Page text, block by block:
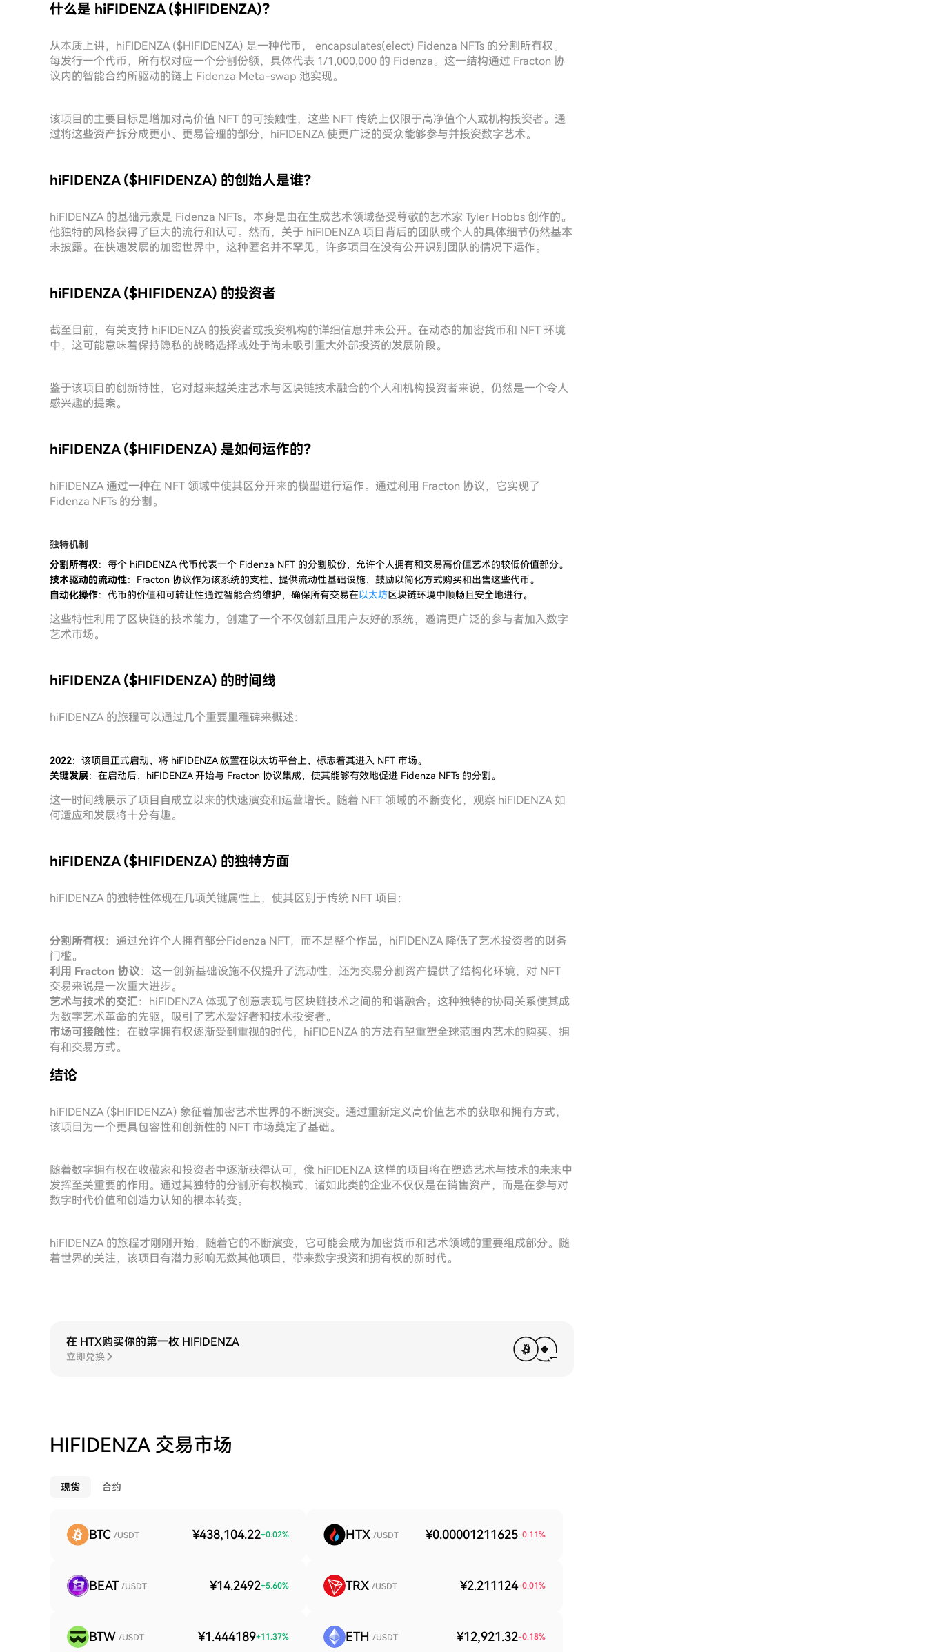
什么是 hiFIDENZA ($HIFIDENZA)？
从本质上讲，hiFIDENZA ($HIFIDENZA) 是一种代币， encapsulates(elect) Fidenza NFTs 的分割所有权。
每发行一个代币，所有权对应一个分割份额，具体代表 1/1,000,000 的 Fidenza。这一结构通过 Fracton 协
议内的智能合约所驱动的链上 Fidenza Meta-swap 池实现。
该项目的主要目标是增加对高价值 NFT 的可接触性，这些 NFT 传统上仅限于高净值个人或机构投资者。通
过将这些资产拆分成更小、更易管理的部分，hiFIDENZA 使更广泛的受众能够参与并投资数字艺术。
hiFIDENZA ($HIFIDENZA) 的创始人是谁？
hiFIDENZA 的基础元素是 Fidenza NFTs，本身是由在生成艺术领域备受尊敬的艺术家 Tyler Hobbs 创作的。
他独特的风格获得了巨大的流行和认可。然而，关于 hiFIDENZA 项目背后的团队或个人的具体细节仍然基本
未披露。在快速发展的加密世界中，这种匿名并不罕见，许多项目在没有公开识别团队的情况下运作。
hiFIDENZA ($HIFIDENZA) 的投资者
截至目前，有关支持 hiFIDENZA 的投资者或投资机构的详细信息并未公开。在动态的加密货币和 NFT 环境
中，这可能意味着保持隐私的战略选择或处于尚未吸引重大外部投资的发展阶段。
鉴于该项目的创新特性，它对越来越关注艺术与区块链技术融合的个人和机构投资者来说，仍然是一个令人
感兴趣的提案。
hiFIDENZA ($HIFIDENZA) 是如何运作的？
hiFIDENZA 通过一种在 NFT 领域中使其区分开来的模型进行运作。通过利用 Fracton 协议，它实现了
Fidenza NFTs 的分割。
独特机制
分割所有权：每个 hiFIDENZA 代币代表一个 Fidenza NFT 的分割股份，允许个人拥有和交易高价值艺术的较低价值部分。
技术驱动的流动性：Fracton 协议作为该系统的支柱，提供流动性基础设施，鼓励以简化方式购买和出售这些代币。
自动化操作：代币的价值和可转让性通过智能合约维护，确保所有交易在以太坊区块链环境中顺畅且安全地进行。
这些特性利用了区块链的技术能力，创建了一个不仅创新且用户友好的系统，邀请更广泛的参与者加入数字
艺术市场。
hiFIDENZA ($HIFIDENZA) 的时间线
hiFIDENZA 的旅程可以通过几个重要里程碑来概述：
2022：该项目正式启动，将 hiFIDENZA 放置在以太坊平台上，标志着其进入 NFT 市场。
关键发展：在启动后，hiFIDENZA 开始与 Fracton 协议集成，使其能够有效地促进 Fidenza NFTs 的分割。
这一时间线展示了项目自成立以来的快速演变和运营增长。随着 NFT 领域的不断变化，观察 hiFIDENZA 如
何适应和发展将十分有趣。
hiFIDENZA ($HIFIDENZA) 的独特方面
hiFIDENZA 的独特性体现在几项关键属性上，使其区别于传统 NFT 项目：
分割所有权：通过允许个人拥有部分Fidenza NFT，而不是整个作品，hiFIDENZA 降低了艺术投资者的财务
门槛。
利用 Fracton 协议：这一创新基础设施不仅提升了流动性，还为交易分割资产提供了结构化环境，对 NFT
交易来说是一次重大进步。
艺术与技术的交汇：hiFIDENZA 体现了创意表现与区块链技术之间的和谐融合。这种独特的协同关系使其成
为数字艺术革命的先驱，吸引了艺术爱好者和技术投资者。
市场可接触性：在数字拥有权逐渐受到重视的时代，hiFIDENZA 的方法有望重塑全球范围内艺术的购买、拥
有和交易方式。
结论
hiFIDENZA ($HIFIDENZA) 象征着加密艺术世界的不断演变。通过重新定义高价值艺术的获取和拥有方式，
该项目为一个更具包容性和创新性的 NFT 市场奠定了基础。
随着数字拥有权在收藏家和投资者中逐渐获得认可，像 hiFIDENZA 这样的项目将在塑造艺术与技术的未来中
发挥至关重要的作用。通过其独特的分割所有权模式，诸如此类的企业不仅仅是在销售资产，而是在参与对
数字时代价值和创造力认知的根本转变。
hiFIDENZA 的旅程才刚刚开始，随着它的不断演变，它可能会成为加密货币和艺术领域的重要组成部分。随
着世界的关注，该项目有潜力影响无数其他项目，带来数字投资和拥有权的新时代。
在 HTX购买你的第一枚 HIFIDENZA
立即兑换
HIFIDENZA 交易市场
现货 合约
BTC /USDT ¥438,104.22+0.02% HTX /USDT ¥0.00001211625-0.11%
BEAT /USDT ¥14.2492+5.60% TRX /USDT ¥2.211124-0.01%
BTW /USDT ¥1.444189+11.37% ETH /USDT ¥12,921.32-0.18%